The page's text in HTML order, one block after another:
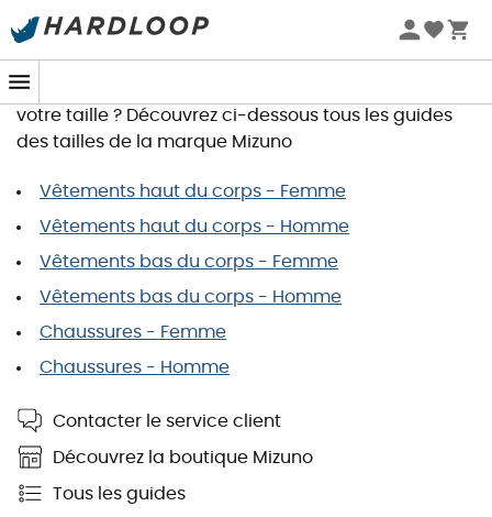
Guide des tailles Mizuno
Vous souhaitez commander un article et recherchez
votre taille ? Découvrez ci-dessous tous les guides
des tailles de la marque Mizuno
Vêtements haut du corps - Femme
Vêtements haut du corps - Homme
Vêtements bas du corps - Femme
Vêtements bas du corps - Homme
Chaussures - Femme
Chaussures - Homme
Contacter le service client
Découvrez la boutique Mizuno
Tous les guides